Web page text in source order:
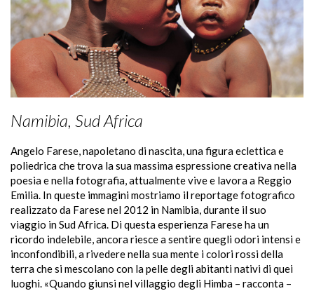
Namibia, Sud Africa
Angelo Farese, napoletano di nascita, una figura eclettica e
poliedrica che trova la sua massima espressione creativa nella
poesia e nella fotografia, attualmente vive e lavora a Reggio
Emilia. In queste immagini mostriamo il reportage fotografico
realizzato da Farese nel 2012 in Namibia, durante il suo
viaggio in Sud Africa. Di questa esperienza Farese ha un
ricordo indelebile, ancora riesce a sentire quegli odori intensi e
inconfondibili, a rivedere nella sua mente i colori rossi della
terra che si mescolano con la pelle degli abitanti nativi di quei
luoghi. «Quando giunsi nel villaggio degli Himba – racconta –